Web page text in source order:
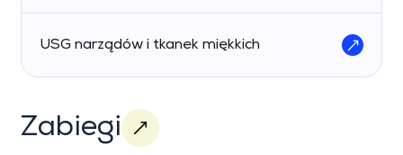
USG narządów i tkanek miękkich
Zabiegi